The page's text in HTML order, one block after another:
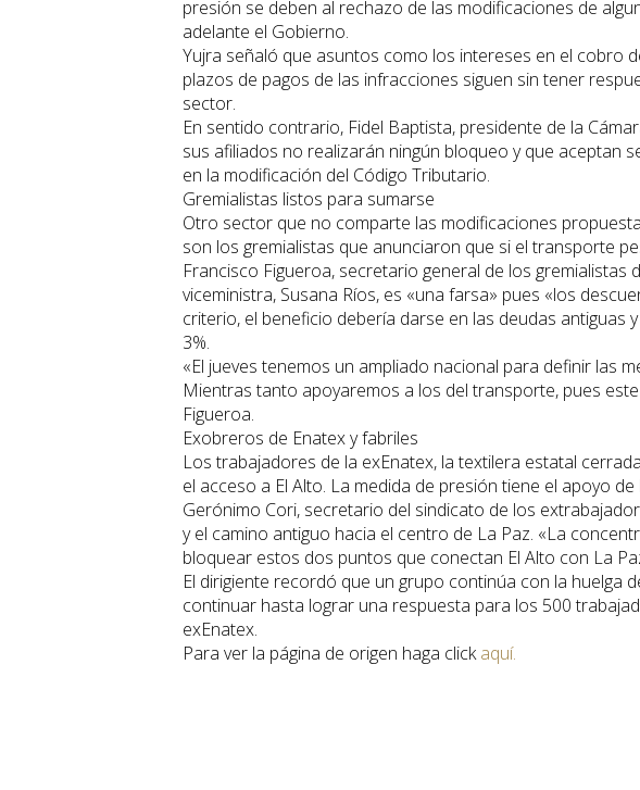
presión se deben al rechazo de las modificaciones de
adelante el Gobierno.
Yujra señaló que asuntos como los intereses en el cobro
plazos de pagos de las infracciones siguen sin tener
sector.
En sentido contrario, Fidel Baptista, presidente de la
sus afiliados no realizarán ningún bloqueo y que aceptan
en la modificación del Código Tributario.
Gremialistas listos para sumarse
Otro sector que no comparte las modificaciones
son los gremialistas que anunciaron que si el transporte
Francisco Figueroa, secretario general de los gremialistas
viceministra, Susana Ríos, es «una farsa» pues «los
criterio, el beneficio debería darse en las deudas antiguas
3%.
«El jueves tenemos un ampliado nacional para definir las
Mientras tanto apoyaremos a los del transporte, pues
Figueroa.
Exobreros de Enatex y fabriles
Los trabajadores de la exEnatex, la textilera estatal
el acceso a El Alto. La medida de presión tiene el apoyo de
Gerónimo Cori, secretario del sindicato de los
y el camino antiguo hacia el centro de La Paz. «La
bloquear estos dos puntos que conectan El Alto con La
El dirigiente recordó que un grupo continúa con la huelga
continuar hasta lograr una respuesta para los 500
exEnatex.
Para ver la página de origen haga clickaquí.